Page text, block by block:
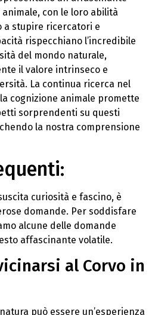
con le loro abilità
a stupire ricercatori e
rispecchiano l’incredibile
del mondo naturale,
il valore intrinseco e
La continua ricerca nel
cognizione animale promette
sorprendenti su questi
la nostra comprensione
curiosità e fascino, è
domande. Per soddisfare
alcune delle domande
affascinante volatile.
al Corvo in
può essere un’esperienza